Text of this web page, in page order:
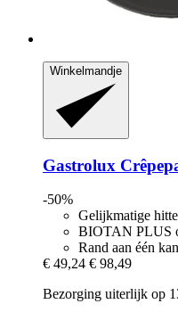
Winkelmandje
Gastrolux
-50%
Gelijkmatige hitte
BIOTAN PLUS
Rand aan één
€ 49,24 € 98,49
Bezorging uiterlijk op